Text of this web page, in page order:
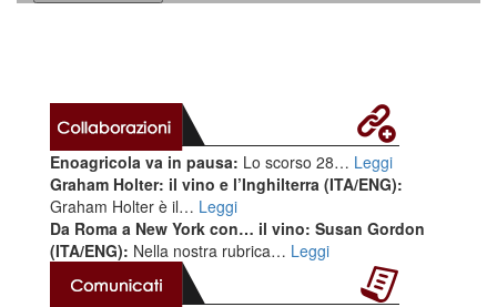
Enoagricola va in pausa: Lo scorso 28… Leggi
Graham Holter: il vino e l’Inghilterra (ITA/ENG):
Graham Holter è il… Leggi
Da Roma a New York con… il vino: Susan Gordon
(ITA/ENG): Nella nostra rubrica… Leggi